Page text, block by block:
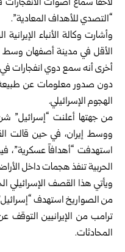
لاحقاً سماع أصوات
“التصدي للأهداف المعادية”.
وأشارت وكالة الأنباء
الأقل في مدينة أصفهان وسط
أخرى أنه سمع دوي انفجارات
دون صدور معلومات عن طبيعة
الهجوم الإسرائيلي.
من جهتها أعلنت
ووسط إيران، في حين قالت
الحربية تنفذ هجمات داخل
ويأتي هذا القصف الإسرائيلي
من الصواريخ استهدف
ترامب من الإيرانيين التوقف
المحادثات.